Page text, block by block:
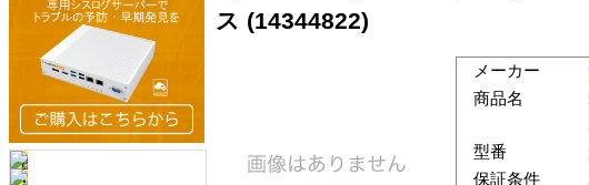
ス (14344822)
メーカー
商品名
型番
保証条件